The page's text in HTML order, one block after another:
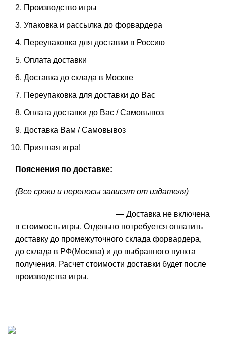
Производство игры
Упаковка и рассылка до форвардера
Переупаковка для доставки в Россию
Оплата доставки
Доставка до склада в Москве
Переупаковка для доставки до Вас
Оплата доставки до Вас / Самовывоз
Доставка Вам / Самовывоз
Приятная игра!
Пояснения по доставке:
(Все сроки и переносы зависят от издателя)
— Доставка не включена
в стоимость игры. Отдельно потребуется оплатить
доставку до промежуточного склада форвардера,
до склада в РФ(Москва) и до выбранного пункта
получения. Расчет стоимости доставки будет после
производства игры.